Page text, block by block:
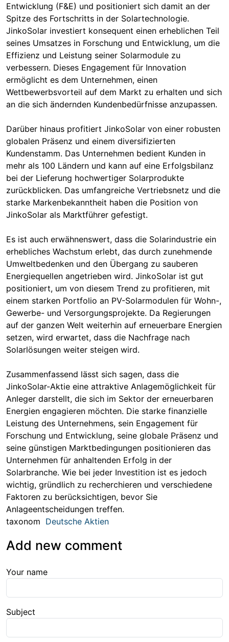
Entwicklung (F&E) und positioniert sich damit an der
Spitze des Fortschritts in der Solartechnologie.
JinkoSolar investiert konsequent einen erheblichen Teil
seines Umsatzes in Forschung und Entwicklung, um die
Effizienz und Leistung seiner Solarmodule zu
verbessern. Dieses Engagement für Innovation
ermöglicht es dem Unternehmen, einen
Wettbewerbsvorteil auf dem Markt zu erhalten und sich
an die sich ändernden Kundenbedürfnisse anzupassen.
Darüber hinaus profitiert JinkoSolar von einer robusten
globalen Präsenz und einem diversifizierten
Kundenstamm. Das Unternehmen bedient Kunden in
mehr als 100 Ländern und kann auf eine Erfolgsbilanz
bei der Lieferung hochwertiger Solarprodukte
zurückblicken. Das umfangreiche Vertriebsnetz und die
starke Markenbekanntheit haben die Position von
JinkoSolar als Marktführer gefestigt.
Es ist auch erwähnenswert, dass die Solarindustrie ein
erhebliches Wachstum erlebt, das durch zunehmende
Umweltbedenken und den Übergang zu sauberen
Energiequellen angetrieben wird. JinkoSolar ist gut
positioniert, um von diesem Trend zu profitieren, mit
einem starken Portfolio an PV-Solarmodulen für Wohn-,
Gewerbe- und Versorgungsprojekte. Da Regierungen
auf der ganzen Welt weiterhin auf erneuerbare Energien
setzen, wird erwartet, dass die Nachfrage nach
Solarlösungen weiter steigen wird.
Zusammenfassend lässt sich sagen, dass die
JinkoSolar-Aktie eine attraktive Anlagemöglichkeit für
Anleger darstellt, die sich im Sektor der erneuerbaren
Energien engagieren möchten. Die starke finanzielle
Leistung des Unternehmens, sein Engagement für
Forschung und Entwicklung, seine globale Präsenz und
seine günstigen Marktbedingungen positionieren das
Unternehmen für anhaltenden Erfolg in der
Solarbranche. Wie bei jeder Investition ist es jedoch
wichtig, gründlich zu recherchieren und verschiedene
Faktoren zu berücksichtigen, bevor Sie
Anlageentscheidungen treffen.
taxonom Deutsche Aktien
Add new comment
Your name
Subject